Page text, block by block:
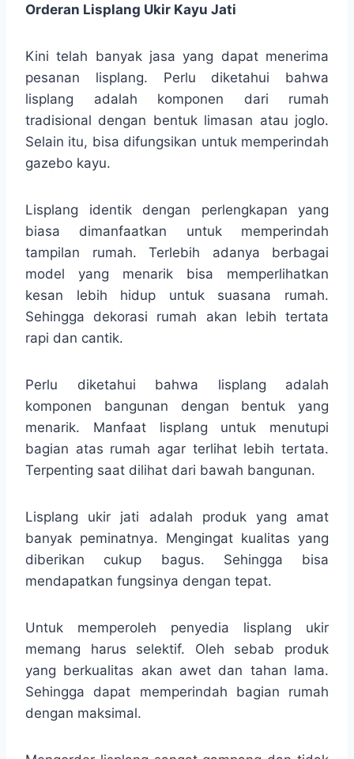
Orderan Lisplang Ukir Kayu Jati
Kini telah banyak jasa yang dapat menerima
pesanan lisplang. Perlu diketahui bahwa
lisplang adalah komponen dari rumah
tradisional dengan bentuk limasan atau joglo.
Selain itu, bisa difungsikan untuk memperindah
gazebo kayu.
Lisplang identik dengan perlengkapan yang
biasa dimanfaatkan untuk memperindah
tampilan rumah. Terlebih adanya berbagai
model yang menarik bisa memperlihatkan
kesan lebih hidup untuk suasana rumah.
Sehingga dekorasi rumah akan lebih tertata
rapi dan cantik.
Perlu diketahui bahwa lisplang adalah
komponen bangunan dengan bentuk yang
menarik. Manfaat lisplang untuk menutupi
bagian atas rumah agar terlihat lebih tertata.
Terpenting saat dilihat dari bawah bangunan.
Lisplang ukir jati adalah produk yang amat
banyak peminatnya. Mengingat kualitas yang
diberikan cukup bagus. Sehingga bisa
mendapatkan fungsinya dengan tepat.
Untuk memperoleh penyedia lisplang ukir
memang harus selektif. Oleh sebab produk
yang berkualitas akan awet dan tahan lama.
Sehingga dapat memperindah bagian rumah
dengan maksimal.